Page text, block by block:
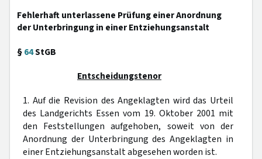
Fehlerhaft unterlassene Prüfung einer Anordnung
der Unterbringung in einer Entziehungsanstalt
§64StGB
Entscheidungstenor
1. Auf die Revision des Angeklagten wird das Urteil
des Landgerichts Essen vom 19. Oktober 2001 mit
den Feststellungen aufgehoben, soweit von der
Anordnung der Unterbringung des Angeklagten in
einer Entziehungsanstalt abgesehen worden ist.